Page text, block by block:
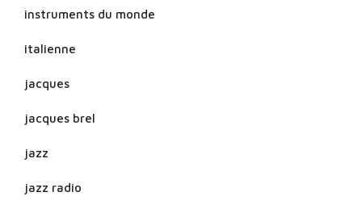
instruments du monde
italienne
jacques
jacques brel
jazz
jazz radio